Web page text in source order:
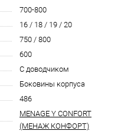
700-800
16 / 18 / 19 / 20
750 / 800
600
С доводчиком
Боковины корпуса
486
MENAGE Y CONFORT
(МЕНАЖ КОНФОРТ)